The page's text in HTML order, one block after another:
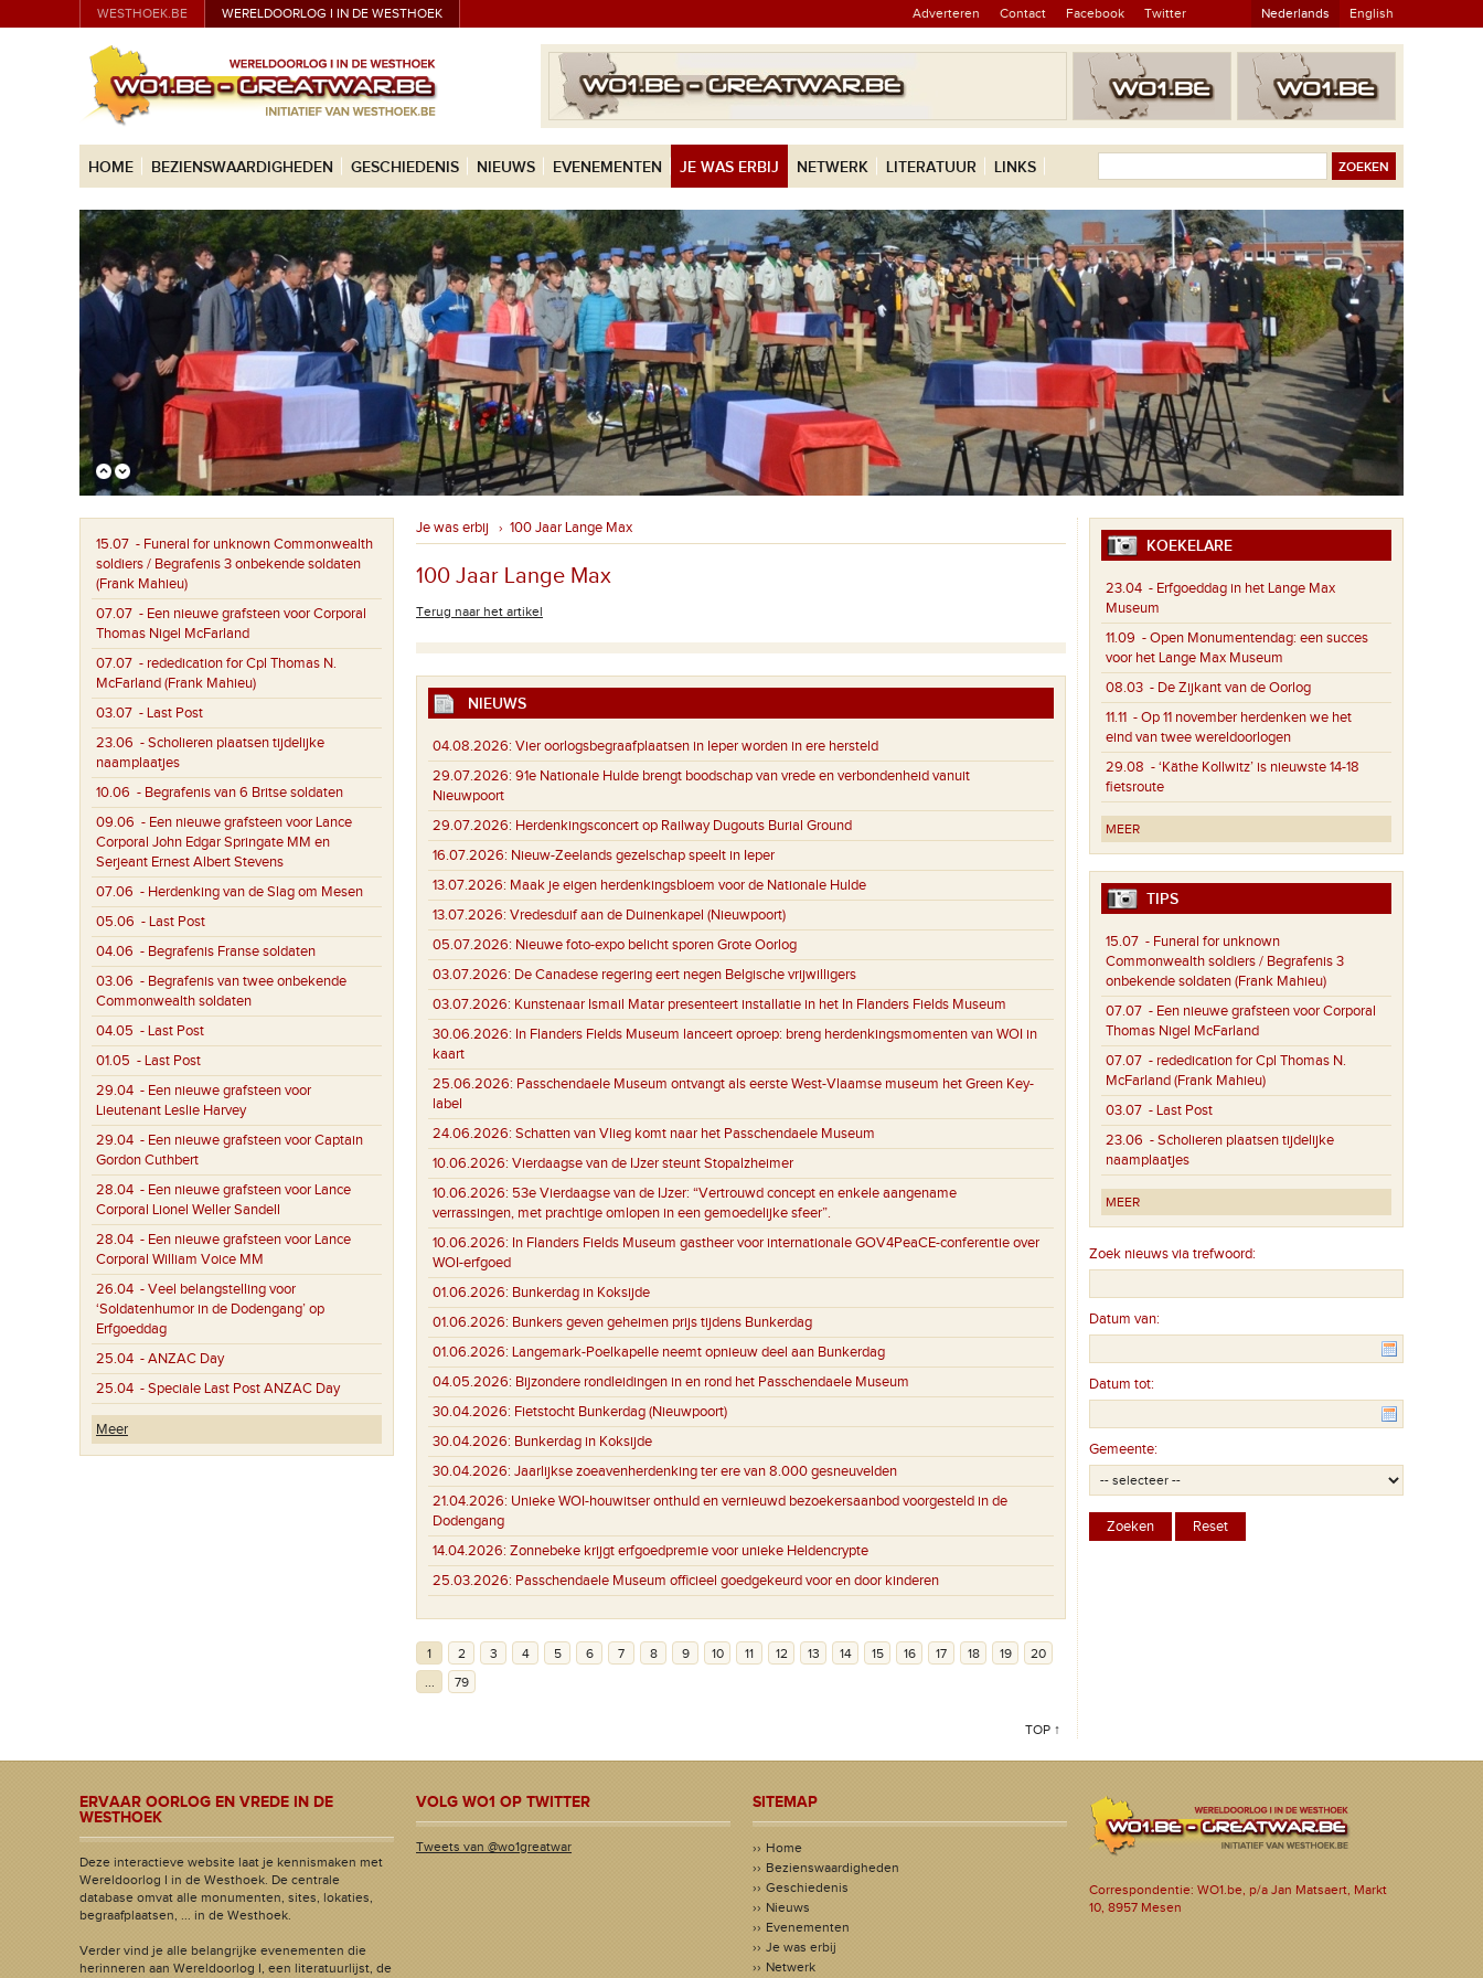
WESTHOEK.BE WERELDOORLOG I IN DE WESTHOEK Adverteren Contact Facebook Twitter Nederlands English
HOME BEZIENSWAARDIGHEDEN GESCHIEDENIS NIEUWS EVENEMENTEN JE WAS ERBIJ NETWERK LITERATUUR LINKS
15.07 - Funeral for unknown Commonwealth
soldiers / Begrafenis 3 onbekende soldaten
(Frank Mahieu)
07.07 - Een nieuwe grafsteen voor Corporal
Thomas Nigel McFarland
07.07 - rededication for Cpl Thomas N.
McFarland (Frank Mahieu)
03.07 - Last Post
23.06 - Scholieren plaatsen tijdelijke
naamplaatjes
10.06 - Begrafenis van 6 Britse soldaten
09.06 - Een nieuwe grafsteen voor Lance
Corporal John Edgar Springate MM en
Serjeant Ernest Albert Stevens
07.06 - Herdenking van de Slag om Mesen
05.06 - Last Post
04.06 - Begrafenis Franse soldaten
03.06 - Begrafenis van twee onbekende
Commonwealth soldaten
04.05 - Last Post
01.05 - Last Post
29.04 - Een nieuwe grafsteen voor
Lieutenant Leslie Harvey
29.04 - Een nieuwe grafsteen voor Captain
Gordon Cuthbert
28.04 - Een nieuwe grafsteen voor Lance
Corporal Lionel Weller Sandell
28.04 - Een nieuwe grafsteen voor Lance
Corporal William Voice MM
26.04 - Veel belangstelling voor
‘Soldatenhumor in de Dodengang’ op
Erfgoeddag
25.04 - ANZAC Day
25.04 - Speciale Last Post ANZAC Day
Meer
Je was erbij › 100 Jaar Lange Max
100 Jaar Lange Max
Terug naar het artikel
NIEUWS
04.08.2026: Vier oorlogsbegraafplaatsen in Ieper worden in ere hersteld
29.07.2026: 91e Nationale Hulde brengt boodschap van vrede en verbondenheid vanuit
Nieuwpoort
29.07.2026: Herdenkingsconcert op Railway Dugouts Burial Ground
16.07.2026: Nieuw-Zeelands gezelschap speelt in Ieper
13.07.2026: Maak je eigen herdenkingsbloem voor de Nationale Hulde
13.07.2026: Vredesduif aan de Duinenkapel (Nieuwpoort)
05.07.2026: Nieuwe foto-expo belicht sporen Grote Oorlog
03.07.2026: De Canadese regering eert negen Belgische vrijwilligers
03.07.2026: Kunstenaar Ismail Matar presenteert installatie in het In Flanders Fields Museum
30.06.2026: In Flanders Fields Museum lanceert oproep: breng herdenkingsmomenten van WOI in
kaart
25.06.2026: Passchendaele Museum ontvangt als eerste West-Vlaamse museum het Green Key-
label
24.06.2026: Schatten van Vlieg komt naar het Passchendaele Museum
10.06.2026: Vierdaagse van de IJzer steunt Stopalzheimer
10.06.2026: 53e Vierdaagse van de IJzer: “Vertrouwd concept en enkele aangename
verrassingen, met prachtige omlopen in een gemoedelijke sfeer”.
10.06.2026: In Flanders Fields Museum gastheer voor internationale GOV4PeaCE-conferentie over
WOI-erfgoed
01.06.2026: Bunkerdag in Koksijde
01.06.2026: Bunkers geven geheimen prijs tijdens Bunkerdag
01.06.2026: Langemark-Poelkapelle neemt opnieuw deel aan Bunkerdag
04.05.2026: Bijzondere rondleidingen in en rond het Passchendaele Museum
30.04.2026: Fietstocht Bunkerdag (Nieuwpoort)
30.04.2026: Bunkerdag in Koksijde
30.04.2026: Jaarlijkse zoeavenherdenking ter ere van 8.000 gesneuvelden
21.04.2026: Unieke WOI-houwitser onthuld en vernieuwd bezoekersaanbod voorgesteld in de
Dodengang
14.04.2026: Zonnebeke krijgt erfgoedpremie voor unieke Heldencrypte
25.03.2026: Passchendaele Museum officieel goedgekeurd voor en door kinderen
1 2 3 4 5 6 7 8 9 10 11 12 13 14 15 16 17 18 19
20
79
TOP ↑
KOEKELARE
23.04 - Erfgoeddag in het Lange Max
Museum
11.09 - Open Monumentendag: een succes
voor het Lange Max Museum
08.03 - De Zijkant van de Oorlog
11.11 - Op 11 november herdenken we het
eind van twee wereldoorlogen
29.08 - ‘Käthe Kollwitz’ is nieuwste 14-18
fietsroute
MEER
TIPS
15.07 - Funeral for unknown
Commonwealth soldiers / Begrafenis 3
onbekende soldaten (Frank Mahieu)
07.07 - Een nieuwe grafsteen voor Corporal
Thomas Nigel McFarland
07.07 - rededication for Cpl Thomas N.
McFarland (Frank Mahieu)
03.07 - Last Post
23.06 - Scholieren plaatsen tijdelijke
naamplaatjes
MEER
Zoek nieuws via trefwoord:
Datum van:
Datum tot:
Gemeente:
ERVAAR OORLOG EN VREDE IN DE
WESTHOEK
Deze interactieve website laat je kennismaken met
Wereldoorlog I in de Westhoek. De centrale
database omvat alle monumenten, sites, lokaties,
begraafplaatsen, ... in de Westhoek.
Verder vind je alle belangrijke evenementen die
herinneren aan Wereldoorlog I, een literatuurlijst, de
VOLG WO1 OP TWITTER
Tweets van @wo1greatwar
SITEMAP
Home
Bezienswaardigheden
Geschiedenis
Nieuws
Evenementen
Je was erbij
Netwerk
Correspondentie: WO1.be, p/a Jan Matsaert, Markt
10, 8957 Mesen